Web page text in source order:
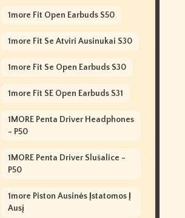
1more Fit Open Earbuds S50
1more Fit Se Atviri Ausinukai S30
1more Fit Se Open Earbuds S30
1more Fit SE Open Earbuds S31
1MORE Penta Driver Headphones
- P50
1MORE Penta Driver Slušalice -
P50
1more Piston Ausinės Įstatomos Į
Ausį